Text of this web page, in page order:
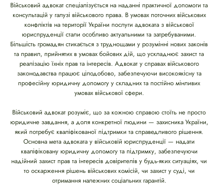
Військовий адвокат спеціалізується на наданні практичної допомоги та
консультацій у галузі військового права. В умовах поточних військових
конфліктів на території України послуги адвоката з військової
юриспруденції стали особливо актуальними та затребуваними.
Більшість громадян стикається з труднощами у розумінні нових законів
та правил, прийнятих в умовах бойових дій, що ускладнює захист та
реалізацію їхніх прав та інтересів. Адвокат у справах військового
законодавства працює цілодобово, забезпечуючи високоякісну та
професійну юридичну допомогу у складних та постійно мінливих
умовах військової сфери.
Військовий адвокат розуміє, що за кожною справою стоїть не просто
юридичне завдання, а доля конкретної людини — захисника України,
який потребує кваліфікованої підтримки та справедливого рішення.
Основна мета адвоката у військовій юриспруденції — надати
кваліфіковану юридичну допомогу та підтримку, забезпечуючи
надійний захист прав та інтересів довірителів у будь-яких ситуаціях, чи
то оскарження рішень військових комісій, чи захист у суді, чи
отримання належних соціальних гарантій.